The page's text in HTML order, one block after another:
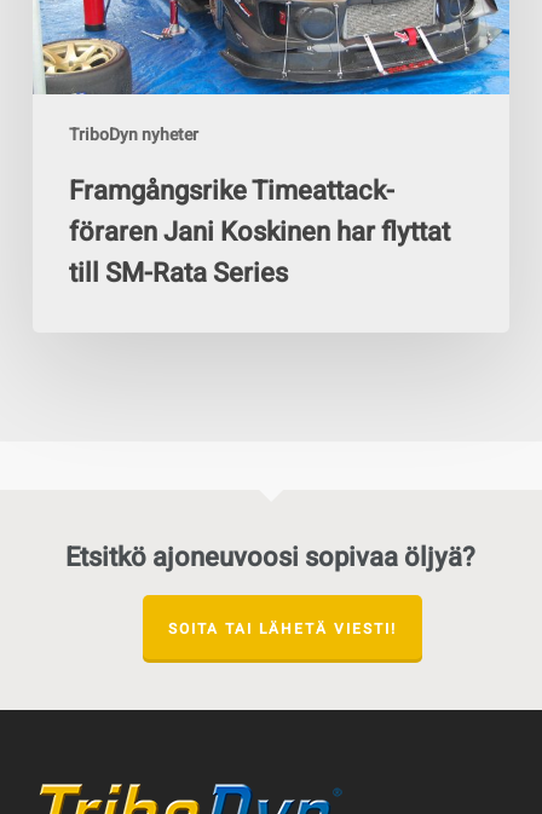
TriboDyn nyheter
till
SM-
Rata
Framgångsrike Timeattack-
föraren Jani Koskinen har flyttat
till SM-Rata Series
Etsitkö ajoneuvoosi sopivaa öljyä?
SOITA TAI LÄHETÄ VIESTI!